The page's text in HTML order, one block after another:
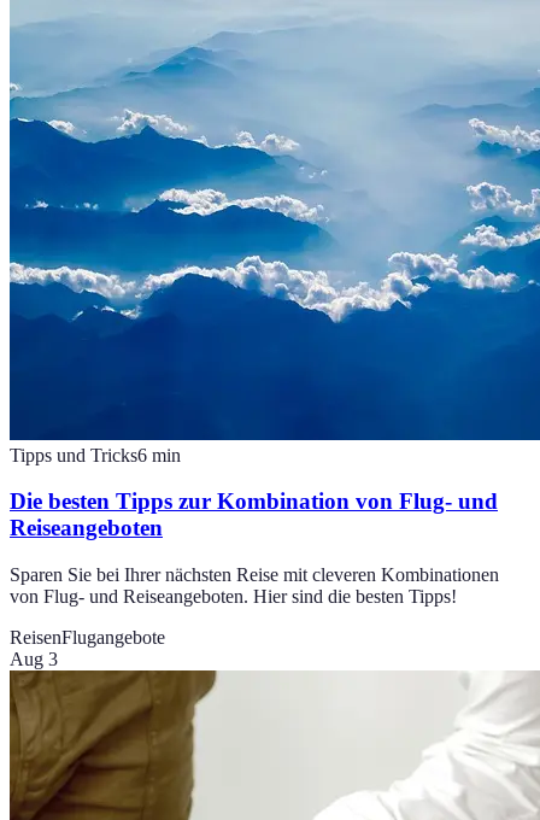
Tipps und Tricks6 min
Die besten Tipps zur Kombination von Flug- und
Reiseangeboten
Sparen Sie bei Ihrer nächsten Reise mit cleveren Kombinationen
von Flug- und Reiseangeboten. Hier sind die besten Tipps!
ReisenFlugangebote
Aug 3